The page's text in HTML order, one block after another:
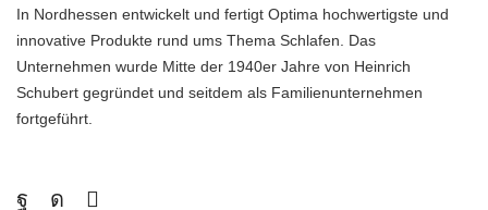
In Nordhessen entwickelt und fertigt Optima hochwertigste und
innovative Produkte rund ums Thema Schlafen. Das
Unternehmen wurde Mitte der 1940er Jahre von Heinrich
Schubert gegründet und seitdem als Familienunternehmen
fortgeführt.